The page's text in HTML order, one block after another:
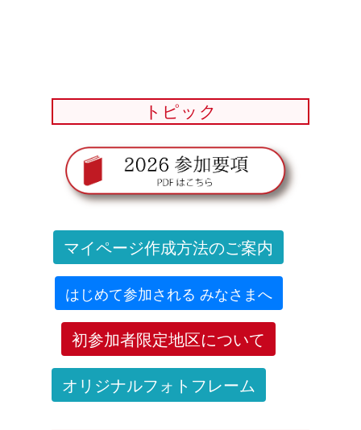
トピック
マイページ作成方法のご案内
はじめて参加される みなさまへ
初参加者限定地区について
オリジナルフォトフレーム